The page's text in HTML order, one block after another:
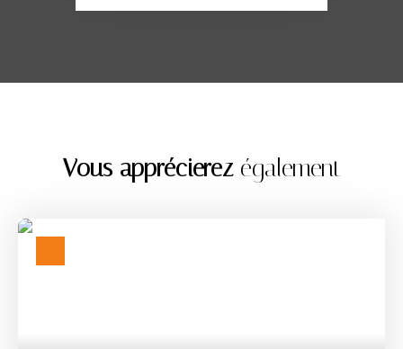
Vous apprécierezégalement